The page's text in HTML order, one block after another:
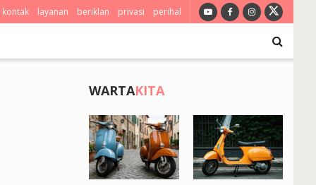
kontak layanan beriklan privasi perihal
WARTAKITA